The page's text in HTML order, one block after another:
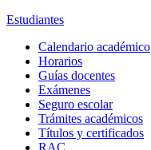
Estudiantes
Calendario académico
Horarios
Guías docentes
Exámenes
Seguro escolar
Trámites académicos
Títulos y certificados
RAC